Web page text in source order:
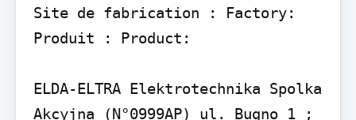
Site de fabrication : Factory:
Produit : Product:
ELDA-ELTRA Elektrotechnika Spolka
Akcyjna (N°0999AP) ul. Bugno 1 ;